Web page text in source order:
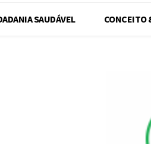
SAUDÁVEL CONCEITO